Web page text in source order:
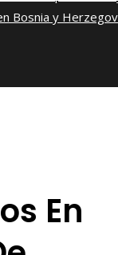
Bosnia y
En